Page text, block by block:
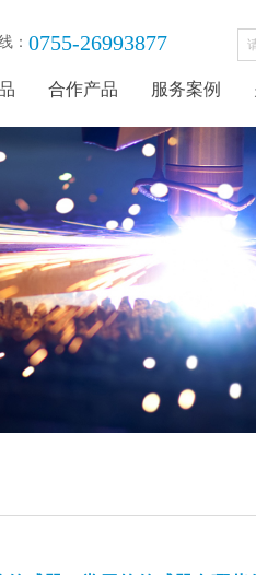
： 0755-26993877
合作产品 服务案例